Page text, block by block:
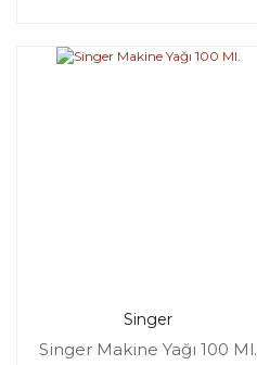
Singer
Singer Makine Yağı 100 Ml.